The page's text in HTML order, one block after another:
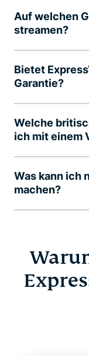
Auf welchen
streamen?
Bietet
Garantie?
Welche
ich mit einem
Was kann ich
machen?